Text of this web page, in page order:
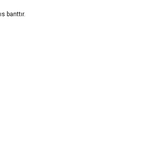
banttır.